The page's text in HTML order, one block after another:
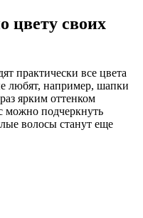
цвету своих
практически все цвета
любят, например, шапки
ярким оттенком
можно подчеркнуть
волосы станут еще